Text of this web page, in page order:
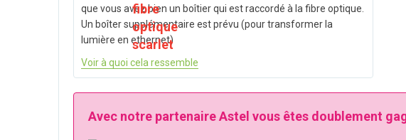
que vous avez bien un boîtier qui est raccordé à la fibre optique.
Un boîter supplémentaire est prévu (pour transformer la
lumière en ethernet)
Voir à quoi cela ressemble
Avec notre partenaire Astel vous êtes doublement